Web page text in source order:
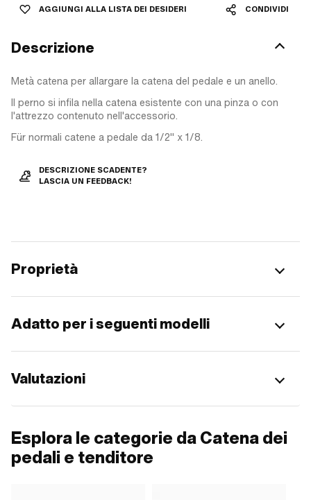
AGGIUNGI ALLA LISTA DEI DESIDERI CONDIVIDI
Descrizione
Metà catena per allargare la catena del pedale e un anello.
Il perno si infila nella catena esistente con una pinza o con
l'attrezzo contenuto nell'accessorio.
Für normali catene a pedale da 1/2" x 1/8.
DESCRIZIONE SCADENTE?
LASCIA UN FEEDBACK!
Proprietà
Adatto per i seguenti modelli
Valutazioni
Esplora le categorie da Catena dei
pedali e tenditore